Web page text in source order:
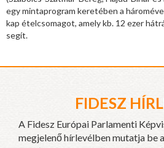
egy mintaprogram keretében a
kap ételcsomagot, amely kb. 12 ezer
segít.
FIDESZ
A Fidesz Európai Parlamenti
megjelenő hírlevélben mutatja be